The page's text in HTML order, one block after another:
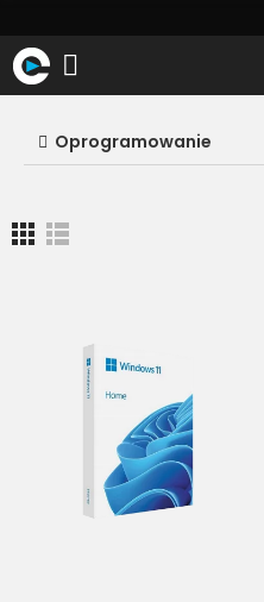
Oprogramowanie